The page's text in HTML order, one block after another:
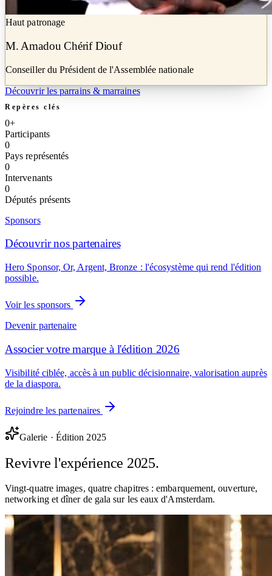
Haut patronage
M. Amadou Chérif Diouf
Conseiller du Président de l'Assemblée nationale
Découvrir les parrains & marraines
Repères clés
0+
Participants
0
Pays représentés
0
Intervenants
0
Députés présents
Sponsors
Découvrir nos partenaires
Hero Sponsor, Or, Argent, Bronze : l'écosystème qui rend l'édition
possible.
Voir les sponsors
Devenir partenaire
Associer votre marque à l'édition 2026
Visibilité ciblée, accès à un public décisionnaire, valorisation auprès
de la diaspora.
Rejoindre les partenaires
Galerie · Édition 2025
Revivre l'expérience 2025.
Vingt-quatre images, quatre chapitres : embarquement, ouverture,
networking et dîner de gala sur les eaux d'Amsterdam.